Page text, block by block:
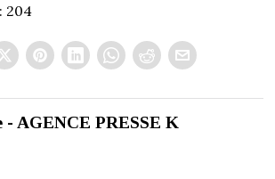
204
- AGENCE PRESSE K